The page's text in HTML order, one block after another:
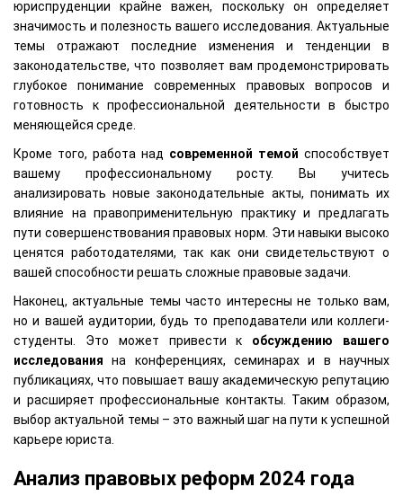
юриспруденции крайне важен, поскольку он определяет
значимость и полезность вашего исследования. Актуальные
темы отражают последние изменения и тенденции в
законодательстве, что позволяет вам продемонстрировать
глубокое понимание современных правовых вопросов и
готовность к профессиональной деятельности в быстро
меняющейся среде.
Кроме того, работа над современной темой способствует
вашему профессиональному росту. Вы учитесь
анализировать новые законодательные акты, понимать их
влияние на правоприменительную практику и предлагать
пути совершенствования правовых норм. Эти навыки высоко
ценятся работодателями, так как они свидетельствуют о
вашей способности решать сложные правовые задачи.
Наконец, актуальные темы часто интересны не только вам,
но и вашей аудитории, будь то преподаватели или коллеги-
студенты. Это может привести к обсуждению вашего
исследования на конференциях, семинарах и в научных
публикациях, что повышает вашу академическую репутацию
и расширяет профессиональные контакты. Таким образом,
выбор актуальной темы – это важный шаг на пути к успешной
карьере юриста.
Анализ правовых реформ 2024 года